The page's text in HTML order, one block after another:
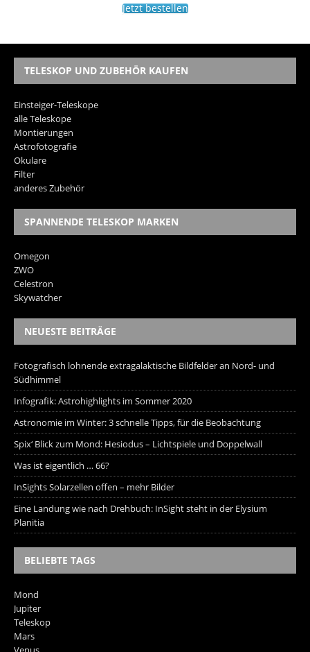
Jetzt bestellen
TELESKOP UND ZUBEHÖR KAUFEN
Einsteiger-Teleskope
alle Teleskope
Montierungen
Astrofotografie
Okulare
Filter
anderes Zubehör
SPANNENDE TELESKOP MARKEN
Omegon
ZWO
Celestron
Skywatcher
NEUESTE BEITRÄGE
Fotografisch lohnende extragalaktische Bildfelder an Nord- und
Südhimmel
Infografik: Astrohighlights im Sommer 2020
Astronomie im Winter: 3 schnelle Tipps, für die Beobachtung
Spix‘ Blick zum Mond: Hesiodus – Lichtspiele und Doppelwall
Was ist eigentlich … 66?
InSights Solarzellen offen – mehr Bilder
Eine Landung wie nach Drehbuch: InSight steht in der Elysium
Planitia
BELIEBTE TAGS
Mond
Jupiter
Teleskop
Mars